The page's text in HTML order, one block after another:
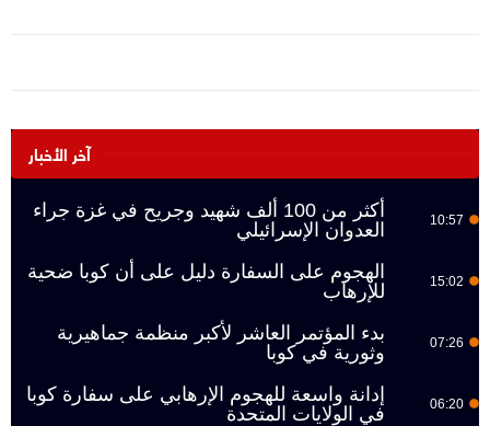
آخر الأخبار
10:57
أكثر من 100 ألف شهيد وجريح في غزة جراء
العدوان الإسرائيلي
15:02
الهجوم على السفارة دليل على أن كوبا ضحية
للإرهاب
07:26
بدء المؤتمر العاشر لأكبر منظمة جماهيرية
وثورية في كوبا
06:20
إدانة واسعة للهجوم الإرهابي على سفارة كوبا
في الولايات المتحدة